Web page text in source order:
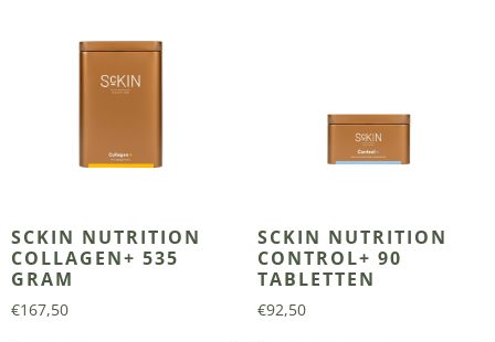
SCKIN NUTRITION
COLLAGEN+ 535
GRAM
€167,50
SCKIN NUTRITION
CONTROL+ 90
TABLETTEN
€92,50